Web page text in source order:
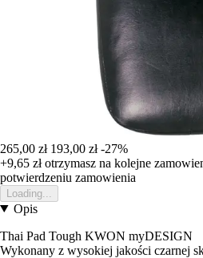
265,00 zł 193,00 zł -27%
+9,65 złotrzymasz na kolejne
potwierdzeniu zamowienia
Loading...
Opis
Thai Pad Tough KWON myDESIGN
Wykonany z wysokiej jakości czarnej